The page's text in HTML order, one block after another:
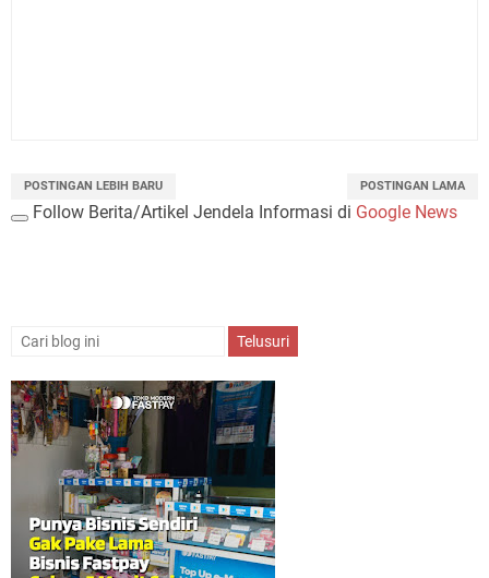
POSTINGAN LEBIH BARU POSTINGAN LAMA
Follow Berita/Artikel Jendela Informasi di Google News